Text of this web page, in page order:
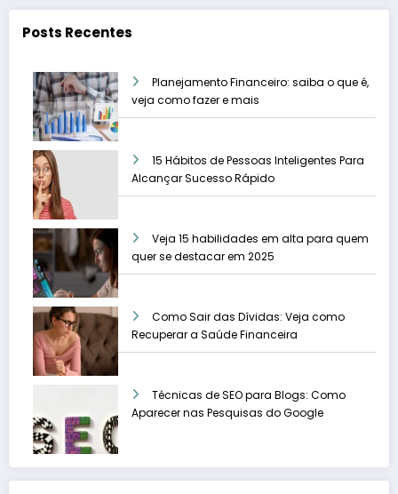
Posts Recentes
Planejamento Financeiro: saiba o que é,
veja como fazer e mais
15 Hábitos de Pessoas Inteligentes Para
Alcançar Sucesso Rápido
Veja 15 habilidades em alta para quem
quer se destacar em 2025
Como Sair das Dívidas: Veja como
Recuperar a Saúde Financeira
Técnicas de SEO para Blogs: Como
Aparecer nas Pesquisas do Google